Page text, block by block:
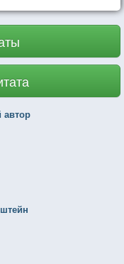
автор